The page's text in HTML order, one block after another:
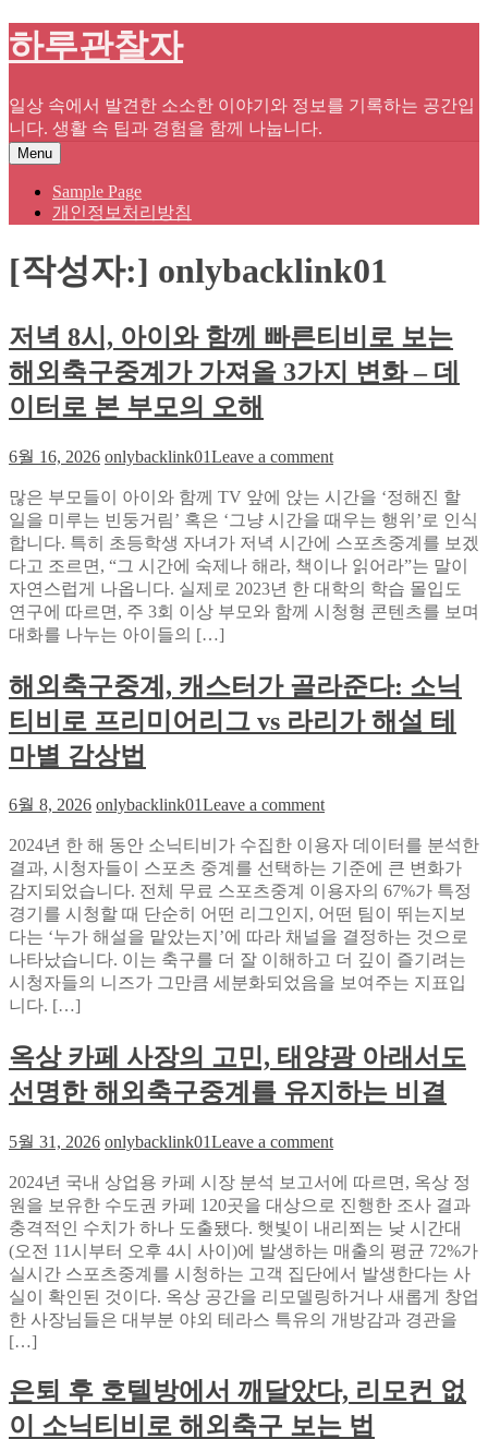
Skip
to
하루관찰자
일상 속에서 발견한 소소한 이야기와 정보를 기록하는 공간입
니다. 생활 속 팁과 경험을 함께 나눕니다.
Menu
Sample Page
개인정보처리방침
[작성자:] onlybacklink01
저녁 8시, 아이와 함께 빠른티비로 보는
해외축구중계가 가져올 3가지 변화 – 데
이터로 본 부모의 오해
6월 16, 2026 onlybacklink01Leave a commenton
녁
8
시,
아
이
와
빠
른
티
해
외
축
구
중
계
가
올
3
가
지
화
–
데
이
터
로
본
부
오
해
많은 부모들이 아이와 함께 TV 앞에 앉는 시간을 ‘정해진 할
일을 미루는 빈둥거림’ 혹은 ‘그냥 시간을 때우는 행위’로 인식
합니다. 특히 초등학생 자녀가 저녁 시간에 스포츠중계를 보겠
다고 조르면, “그 시간에 숙제나 해라, 책이나 읽어라”는 말이
자연스럽게 나옵니다. 실제로 2023년 한 대학의 학습 몰입도
연구에 따르면, 주 3회 이상 부모와 함께 시청형 콘텐츠를 보며
대화를 나누는 아이들의 […]
해외축구중계, 캐스터가 골라준다: 소닉
티비로 프리미어리그 vs 라리가 해설 테
마별 감상법
6월 8, 2026 onlybacklink01Leave a commenton
외
축
구
중
계,
캐
스
골
라
준
소
티
비
로
프
리
미
어
vs
라
2024년 한 해 동안 소닉티비가 수집한 이용자 데이터를 분석한
결과, 시청자들이 스포츠 중계를 선택하는 기준에 큰 변화가
감지되었습니다. 전체 무료 스포츠중계 이용자의 67%가 특정
경기를 시청할 때 단순히 어떤 리그인지, 어떤 팀이 뛰는지보
다는 ‘누가 해설을 맡았는지’에 따라 채널을 결정하는 것으로
나타났습니다. 이는 축구를 더 잘 이해하고 더 깊이 즐기려는
시청자들의 니즈가 그만큼 세분화되었음을 보여주는 지표입
니다. […]
옥상 카페 사장의 고민, 태양광 아래서도
선명한 해외축구중계를 유지하는 비결
5월 31, 2026 onlybacklink01Leave a commenton
상
카
페
사
장
의
고
양
2024년 국내 상업용 카페 시장 분석 보고서에 따르면, 옥상 정
원을 보유한 수도권 카페 120곳을 대상으로 진행한 조사 결과
충격적인 수치가 하나 도출됐다. 햇빛이 내리쬐는 낮 시간대
(오전 11시부터 오후 4시 사이)에 발생하는 매출의 평균 72%가
실시간 스포츠중계를 시청하는 고객 집단에서 발생한다는 사
실이 확인된 것이다. 옥상 공간을 리모델링하거나 새롭게 창업
한 사장님들은 대부분 야외 테라스 특유의 개방감과 경관을
[…]
은퇴 후 호텔방에서 깨달았다, 리모컨 없
이 소닉티비로 해외축구 보는 법